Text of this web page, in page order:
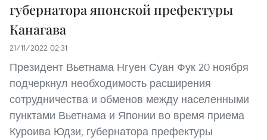
губернатора японской префектуры
Канагава
21/11/2022 02:31
Президент Вьетнама Нгуен Суан Фук 20 ноября
подчеркнул необходимость расширения
сотрудничества и обменов между населенными
пунктами Вьетнама и Японии во время приема
Куроива Юдзи, губернатора префектуры